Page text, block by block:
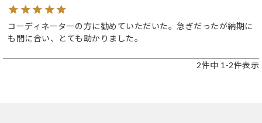
コーディネーターの方に勧めていただいた。急ぎだったが納期に
も間に合い、とても助かりました。
2件中 1 -2件表示